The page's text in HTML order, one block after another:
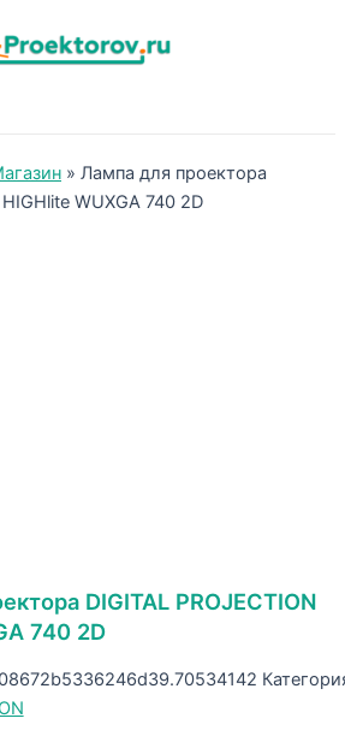
» Лампа для проектора
WUXGA 740 2D
DIGITAL PROJECTION
740 2D